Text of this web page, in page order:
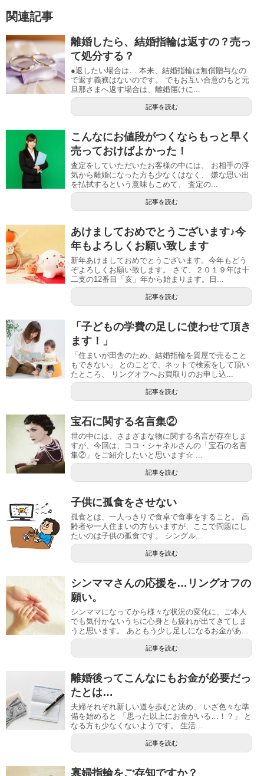
関連記事
離婚したら、結婚指輪は返すの？売っ
て処分する？
●返したい場合は… 本来、結婚指輪は無償贈与なの
で返す義務はないのです。 でもお互い合意のもと元
旦那さまへ返す場合は、離婚届けに...
記事を読む
こんなにお値段がつくならもっと早く
売っておけばよかった！
査定をしていただいたお客様の中には、 お相手の浮
気から離婚になった方も少なくはなく、 嫌な思い出
を払拭するという意味もこめて、 査定の...
記事を読む
あけましておめでとうございます♪今
年もよろしくお願い致します
新年あけましておめでとうございます。今年もどう
ぞよろしくお願い致します。 さて、２０１９年は十
二支の12番目「亥」年から始まります。日...
記事を読む
「子どもの学費の足しに使わせて頂き
ます！」
「住まいが田舎のため、結婚指輪を質屋で売ること
もできない」 とのことで、ネットで検索をして頂い
たところ、 リングオフへお買取りのお申し込...
記事を読む
宝石に関する名言集②
世の中には、さまざまな物に関する名言が存在しま
すが、今回は、ココ・シャネルさんの「宝石の名言
集②」をご紹介したいと思います☆ ...
記事を読む
子供に孤食をさせない
孤食とは、一人っきりで食卓で食事をすること。 高
齢者や一人住まいの方もいますが、ここで問題にし
たいのは子供の孤食です。 シングル...
記事を読む
シンママさんの応援を…リングオフの
願い。
シンママになってから様々な状況の変化に、ご本人
でも気付かないうちに心身とも疲れが出てきてしま
うと思います。 あともう少し足しになるお金があ...
記事を読む
離婚後ってこんなにもお金が必要だっ
たとは…
夫婦それぞれ新しい道を歩むと決め、 いざ色々な準
備を始めると 「思った以上にお金がいる…！？」 と
なる方も少なくないようです。 生活...
記事を読む
寡婦指輪をご存知ですか？